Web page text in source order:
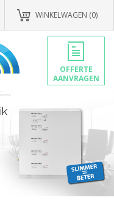
WINKELWAGEN (0)
OFFERTE
AANVRAGEN
ik